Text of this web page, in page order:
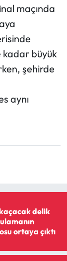
maçında
kadar büyük
şehirde
aynı
delik
ortaya çıktı